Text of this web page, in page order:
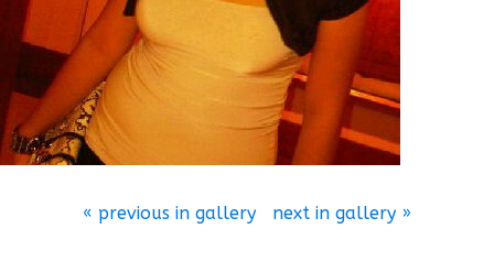
« previous in gallery next in gallery »